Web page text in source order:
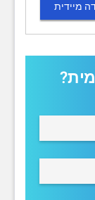
מיידית